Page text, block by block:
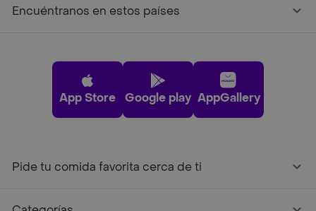
Encuéntranos en estos países
App Store Google play AppGallery
Pide tu comida favorita cerca de ti